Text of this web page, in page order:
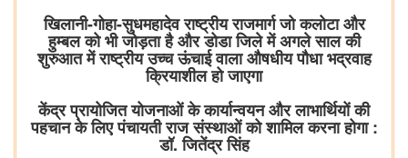
खिलानी-गोहा-सुधमहादेव राष्ट्रीय राजमार्ग जो कलोटा और
हुम्बल को भी जोड़ता है और डोडा जिले में अगले साल की
शुरुआत में राष्ट्रीय उच्च ऊंचाई वाला औषधीय पौधा भद्रवाह
क्रियाशील हो जाएगा
केंद्र प्रायोजित योजनाओं के कार्यान्वयन और लाभार्थियों की
पहचान के लिए पंचायती राज संस्थाओं को शामिल करना होगा :
डॉ. जितेंद्र सिंह